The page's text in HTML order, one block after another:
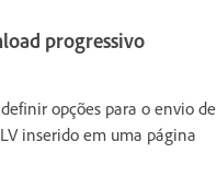
progressivo
opções para o envio de
inserido em uma página